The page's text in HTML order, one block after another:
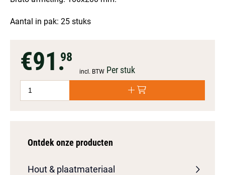
Aantal in pak: 25 stuks
€91.98
incl. BTW Per stuk
Ontdek onze producten
Hout & plaatmateriaal